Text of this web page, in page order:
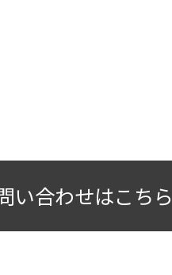
い合わせはこちら